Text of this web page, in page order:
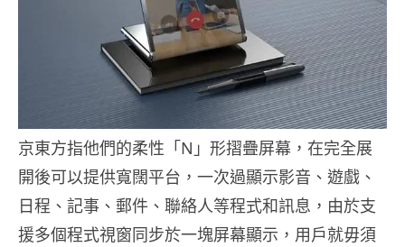
京東方指他們的柔性「N」形摺疊屏幕，在完全展
開後可以提供寬闊平台，一次過顯示影音、遊戲、
日程、記事、郵件、聯絡人等程式和訊息，由於支
援多個程式視窗同步於一塊屏幕顯示，用戶就毋須